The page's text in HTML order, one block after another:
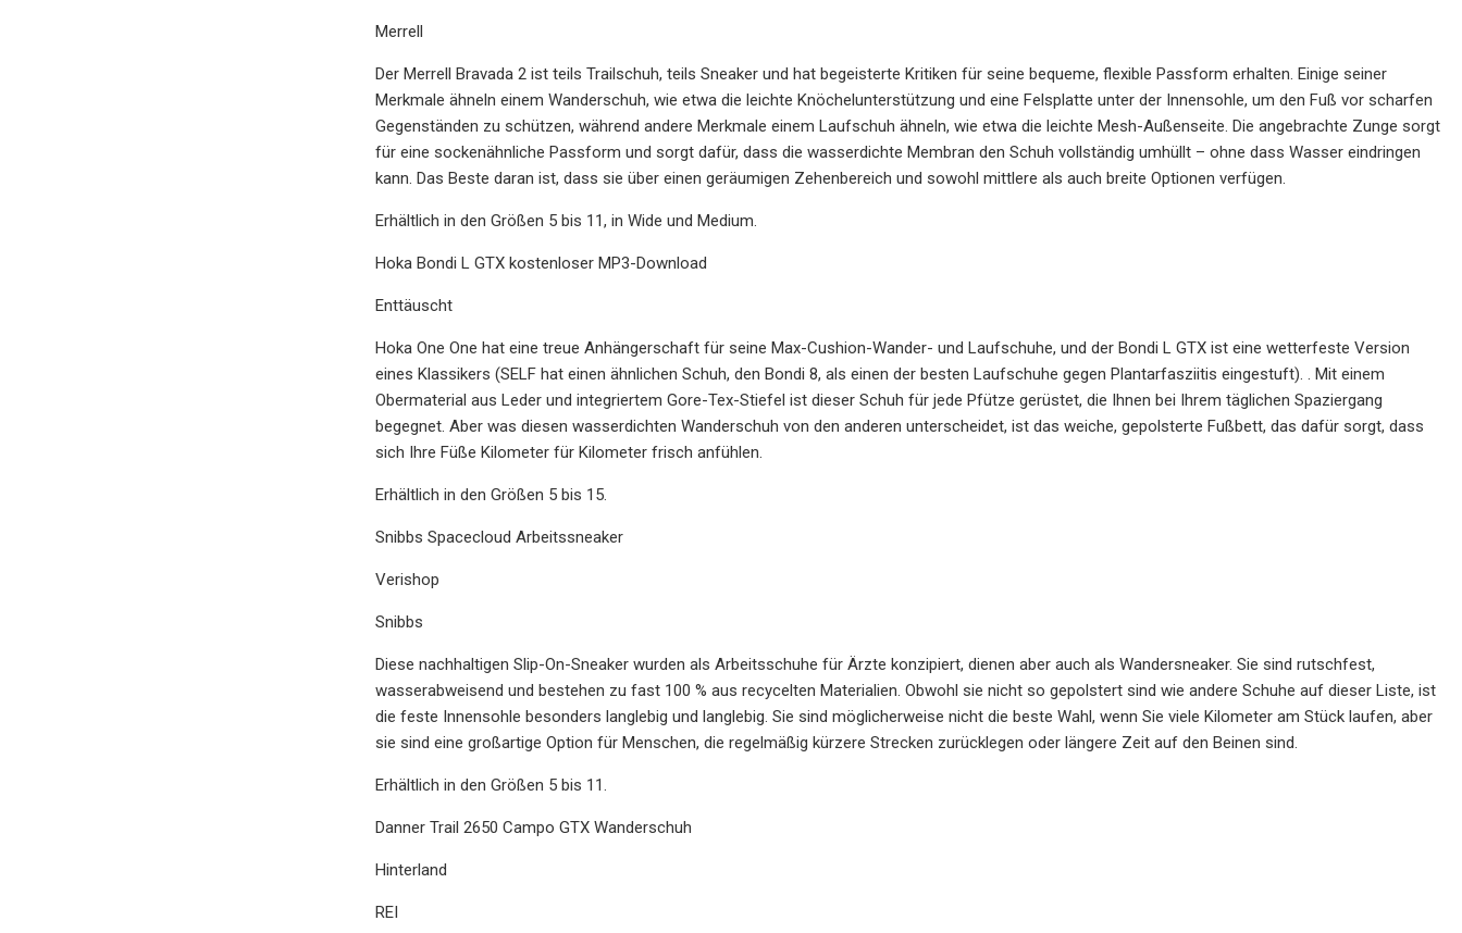
Merrell
Der Merrell Bravada 2 ist teils Trailschuh, teils Sneaker und hat begeisterte Kritiken für seine bequeme, flexible Passform erhalten. Einige seiner
Merkmale ähneln einem Wanderschuh, wie etwa die leichte Knöchelunterstützung und eine Felsplatte unter der Innensohle, um den Fuß vor scharfen
Gegenständen zu schützen, während andere Merkmale einem Laufschuh ähneln, wie etwa die leichte Mesh-Außenseite. Die angebrachte Zunge sorgt
für eine sockenähnliche Passform und sorgt dafür, dass die wasserdichte Membran den Schuh vollständig umhüllt – ohne dass Wasser eindringen
kann. Das Beste daran ist, dass sie über einen geräumigen Zehenbereich und sowohl mittlere als auch breite Optionen verfügen.
Erhältlich in den Größen 5 bis 11, in Wide und Medium.
Hoka Bondi L GTX kostenloser MP3-Download
Enttäuscht
Hoka One One hat eine treue Anhängerschaft für seine Max-Cushion-Wander- und Laufschuhe, und der Bondi L GTX ist eine wetterfeste Version
eines Klassikers (SELF hat einen ähnlichen Schuh, den Bondi 8, als einen der besten Laufschuhe gegen Plantarfasziitis eingestuft). . Mit einem
Obermaterial aus Leder und integriertem Gore-Tex-Stiefel ist dieser Schuh für jede Pfütze gerüstet, die Ihnen bei Ihrem täglichen Spaziergang
begegnet. Aber was diesen wasserdichten Wanderschuh von den anderen unterscheidet, ist das weiche, gepolsterte Fußbett, das dafür sorgt, dass
sich Ihre Füße Kilometer für Kilometer frisch anfühlen.
Erhältlich in den Größen 5 bis 15.
Snibbs Spacecloud Arbeitssneaker
Verishop
Snibbs
Diese nachhaltigen Slip-On-Sneaker wurden als Arbeitsschuhe für Ärzte konzipiert, dienen aber auch als Wandersneaker. Sie sind rutschfest,
wasserabweisend und bestehen zu fast 100 % aus recycelten Materialien. Obwohl sie nicht so gepolstert sind wie andere Schuhe auf dieser Liste, ist
die feste Innensohle besonders langlebig und langlebig. Sie sind möglicherweise nicht die beste Wahl, wenn Sie viele Kilometer am Stück laufen, aber
sie sind eine großartige Option für Menschen, die regelmäßig kürzere Strecken zurücklegen oder längere Zeit auf den Beinen sind.
Erhältlich in den Größen 5 bis 11.
Danner Trail 2650 Campo GTX Wanderschuh
Hinterland
REI